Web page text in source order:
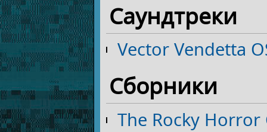
Саундтреки
Vector Vendetta
Сборники
The Rocky